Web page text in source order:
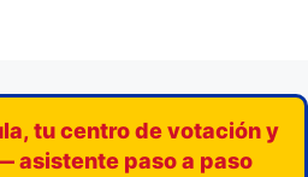
tu centro de votación y
asistente paso a paso